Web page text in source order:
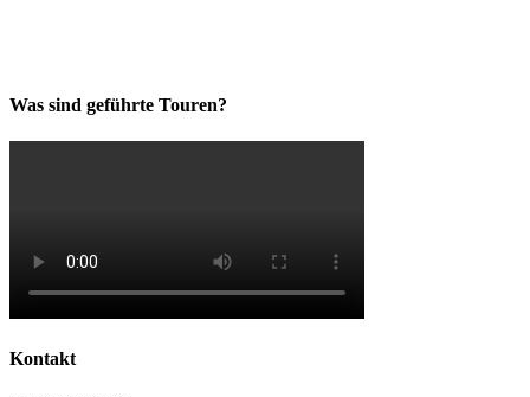
Was sind geführte Touren?
Kontakt